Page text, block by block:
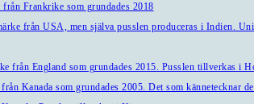
Frankrike som grundades 2018
från USA, men själva pusslen produceras i Indien.
från England som grundades 2015. Pusslen tillverkas i
Kanada som grundades 2005. Det som kännetecknar